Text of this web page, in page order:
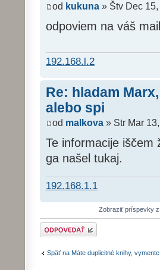
od kukuna » Štv Dec
odpoviem na váš
192.168.l.2
Re: hladam
alebo spi
od malkova » Str Mar
Te informacije iščem
ga našel tukaj.
192.168.1.1
Zobraziť príspevky
Odoslať odpoveď
Späť na Máte duplicitné knihy,